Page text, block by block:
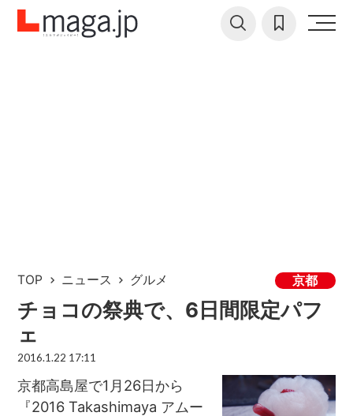
TOP ニュース グルメ 京都
チョコの祭典で、6日間限定パフ
ェ
2016.1.22 17:11
京都高島屋で1月26日から
『2016 Takashimaya アムー